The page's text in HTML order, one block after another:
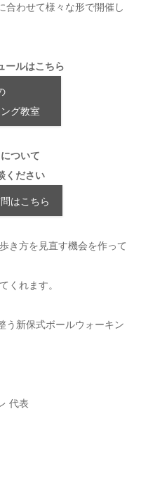
合わせて様々な形で開催し
ールはこちら
グ教室
ついて
ください
はこちら
き方を見直す機会を作って
くれます。
う新保式ボールウォーキン
代表